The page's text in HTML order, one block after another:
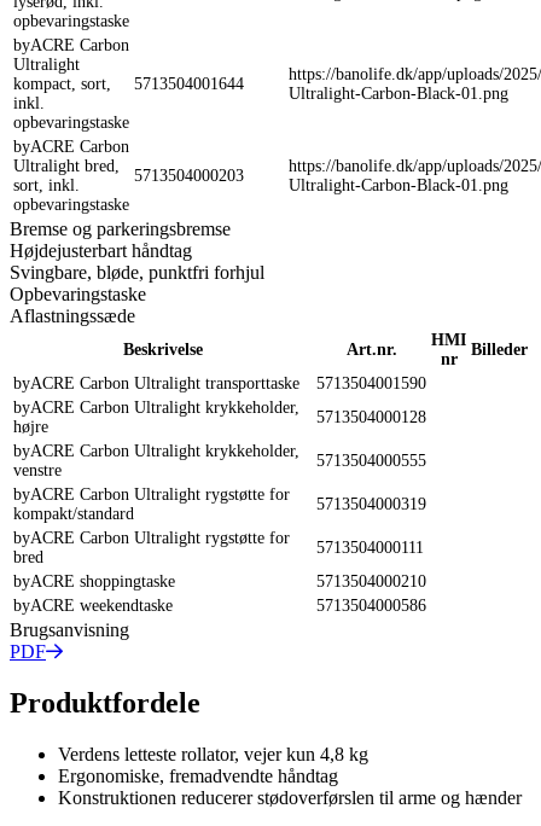
opbevaringstaske
byACRE Carbon
Ultralight
kompact, sort,
inkl.
opbevaringstaske
5713504001644
https://banolife.dk/app/uploads/
Ultralight-Carbon-Black-01.png
byACRE Carbon
Ultralight bred,
sort, inkl.
opbevaringstaske
5713504000203
https://banolife.dk/app/uploads/
Ultralight-Carbon-Black-01.png
Bremse og parkeringsbremse
Højdejusterbart håndtag
Svingbare, bløde, punktfri forhjul
Opbevaringstaske
Aflastningssæde
Beskrivelse Art.nr.
HMI
nr
Billeder
byACRE Carbon Ultralight transporttaske
5713504001590
byACRE Carbon Ultralight krykkeholder,
højre
5713504000128
byACRE Carbon Ultralight krykkeholder,
venstre
5713504000555
byACRE Carbon Ultralight rygstøtte for
kompakt/standard
5713504000319
byACRE Carbon Ultralight rygstøtte for
bred
5713504000111
byACRE shoppingtaske
5713504000210
byACRE weekendtaske
5713504000586
Brugsanvisning
PDF
Produktfordele
Verdens letteste rollator, vejer kun 4,8 kg
Ergonomiske, fremadvendte håndtag
Konstruktionen reducerer stødoverførslen til arme og hænder